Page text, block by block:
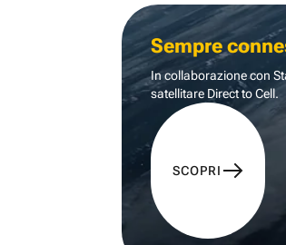
Sempre
In collaborazione con
satellitare Direct to Cell.
SCOPRI